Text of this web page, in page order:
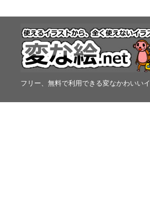
フリー、無料で利用できる変なかわいい